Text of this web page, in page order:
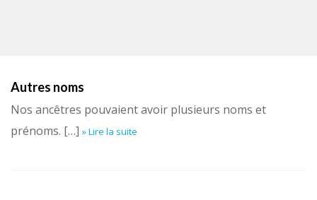
Autres noms
Nos ancêtres pouvaient avoir plusieurs noms et
prénoms. […] » Lire la suite